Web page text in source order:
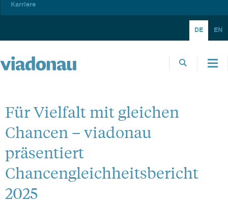
Karriere
DE EN
Für Vielfalt mit gleichen
Chancen – viadonau
präsentiert
Chancengleichheitsbericht
2025